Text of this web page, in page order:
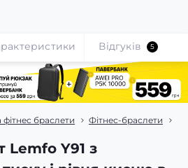
браслети Фітнес-браслети
Lemfo Y91 з
Відгуків 5